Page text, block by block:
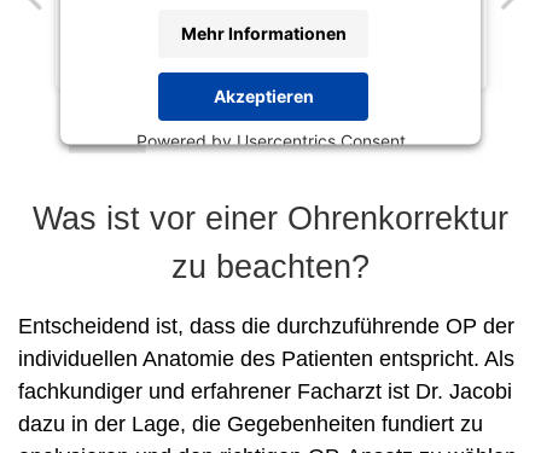
Mehr Informationen
Akzeptieren
Powered byUsercentrics Consent
Was ist vor einer Ohrenkorrektur
zu beachten?
Entscheidend ist, dass die durchzuführende OP der
individuellen Anatomie des Patienten entspricht. Als
fachkundiger und erfahrener Facharzt ist Dr. Jacobi
dazu in der Lage, die Gegebenheiten fundiert zu